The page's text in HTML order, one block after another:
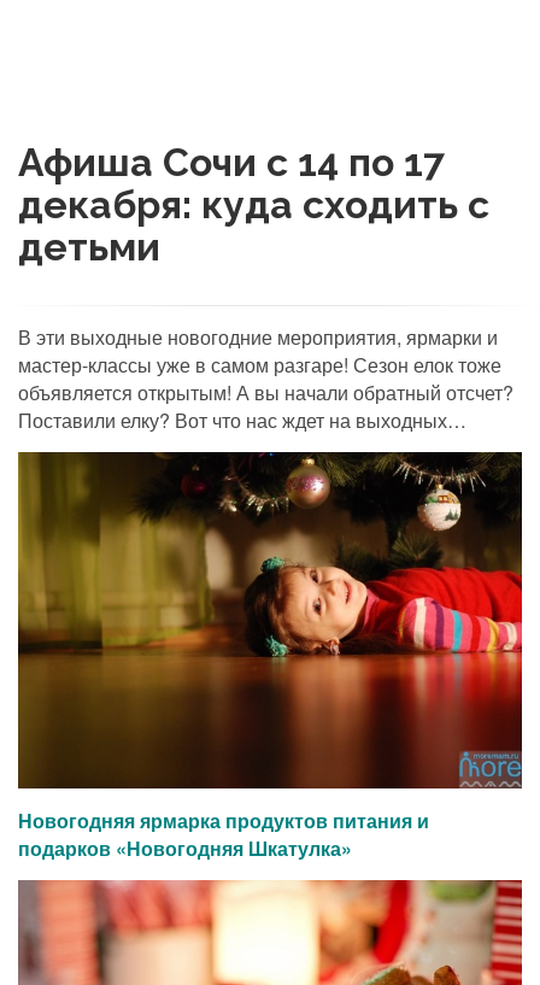
Афиша Сочи с 14 по 17
декабря: куда сходить с
детьми
В эти выходные новогодние мероприятия, ярмарки и
мастер-классы уже в самом разгаре! Сезон елок тоже
объявляется открытым! А вы начали обратный отсчет?
Поставили елку? Вот что нас ждет на выходных…
Новогодняя ярмарка продуктов питания и
подарков «Новогодняя Шкатулка»